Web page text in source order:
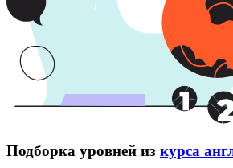
Подборка уровней из курса